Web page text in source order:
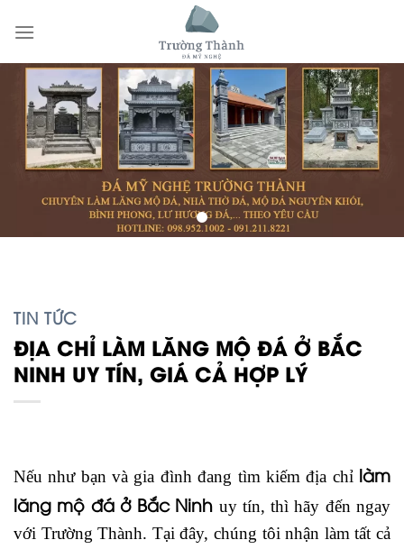
TIN TỨC
ĐỊA CHỈ LÀM LĂNG MỘ ĐÁ Ở BẮC
NINH UY TÍN, GIÁ CẢ HỢP LÝ
Nếu như bạn và gia đình đang tìm kiếm địa chỉlàm
lăng mộ đá ở Bắc Ninh uy tín, thì hãy đến ngay
với Trường Thành. Tại đây, chúng tôi nhận làm tất cả